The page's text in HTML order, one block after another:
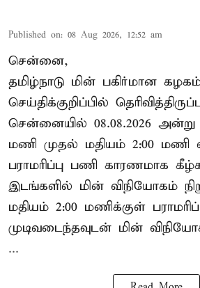
Published on: 08 Aug 2026, 12:52 am
சென்னை,
தமிழ்நாடு மின் பகிர்மான
செய்திக்குறிப்பில்
சென்னையில் 08.08.2026 அன்று
மணி முதல் மதியம் 2:00 மணி
பராமரிப்பு பணி காரணமாக
இடங்களில் மின் விநியோகம்
மதியம் 2:00 மணிக்குள்
முடிவடைந்தவுடன் மின்
...